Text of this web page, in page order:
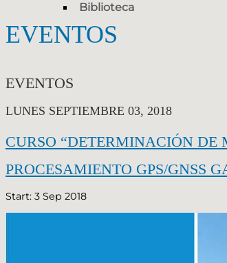
Biblioteca
EVENTOS
EVENTOS
LUNES SEPTIEMBRE 03, 2018
CURSO “DETERMINACIÓN DE
PROCESAMIENTO GPS/GNSS
Start: 3 Sep 2018